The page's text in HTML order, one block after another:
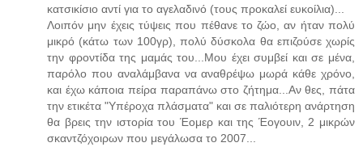
κατσικίσιο αντί για το αγελαδινό (τους προκαλεί ευκοίλια)...
Λοιπόν μην έχεις τύψεις που πέθανε το ζώο, αν ήταν πολύ
μικρό (κάτω των 100γρ), πολύ δύσκολα θα επιζούσε χωρίς
την φροντίδα της μαμάς του...Μου έχει συμβεί και σε μένα,
παρόλο που αναλάμβανα να αναθρέψω μωρά κάθε χρόνο,
και έχω κάποια πείρα παραπάνω στο ζήτημα...Αν θες, πάτα
την ετικέτα "Υπέροχα πλάσματα" και σε παλιότερη ανάρτηση
θα βρεις την ιστορία του Έομερ και της Έογουιν, 2 μικρών
σκαντζόχοιρων που μεγάλωσα το 2007...